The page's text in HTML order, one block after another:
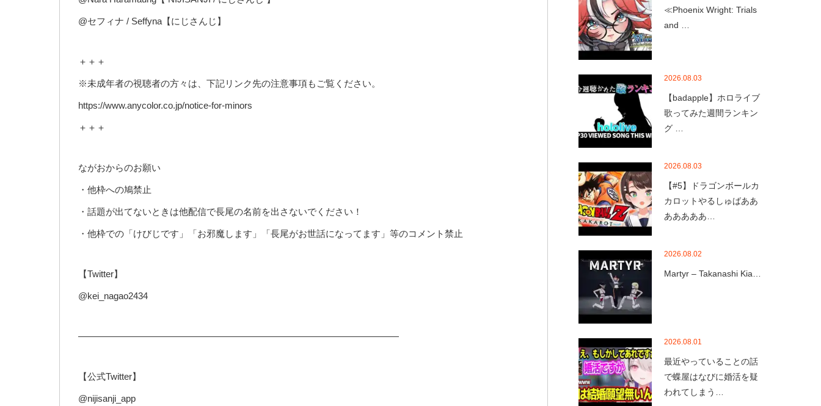
@セフィナ / Seffyna【にじさんじ】
＋＋＋
※未成年者の視聴者の方々は、下記リンク先の注意事項もご覧ください。
https://www.anycolor.co.jp/notice-for-minors
＋＋＋
ながおからのお願い
・他枠への鳩禁止
・話題が出てないときは他配信で長尾の名前を出さないでください！
・他枠での「けびじです」「お邪魔します」「長尾がお世話になってます」等のコメント禁止
【Twitter】
@kei_nagao2434
———————————————————————————————————
【公式Twitter】
@nijisanji_app
≪Phoenix Wright: Trials
and …
2026.08.03
【badapple】ホロライブ
歌ってみた週間ランキン
グ …
2026.08.03
【#5】ドラゴンボールカ
カロットやるしゅばああ
あああああ…
2026.08.02
Martyr – Takanashi Kia…
2026.08.01
最近やっていることの話
で蝶屋はなびに婚活を疑
われてしまう…